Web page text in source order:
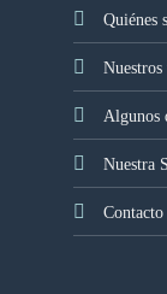
Quiénes
Nuestros
Algunos
Nuestra
Contacto